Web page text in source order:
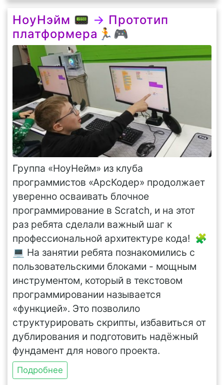
НоуНэйм 📟 → Прототип
платформера🏃🎮
Группа «НоуНейм» из клуба
программистов «АрсКодер» продолжает
уверенно осваивать блочное
программирование в Scratch, и на этот
раз ребята сделали важный шаг к
профессиональной архитектуре кода! 🧩
💻 На занятии ребята познакомились с
пользовательскими блоками - мощным
инструментом, который в текстовом
программировании называется
«функцией». Это позволило
структурировать скрипты, избавиться от
дублирования и подготовить надёжный
фундамент для нового проекта.
Подробнее